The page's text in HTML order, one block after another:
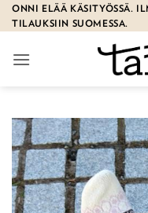
Skip
to
ONNI ELÄÄ KÄSITYÖSSÄ.
TILAUKSIIN SUOMESSA.